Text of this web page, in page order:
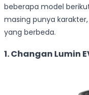
beberapa model
masing punya
yang berbeda.
1. Changan Lumin